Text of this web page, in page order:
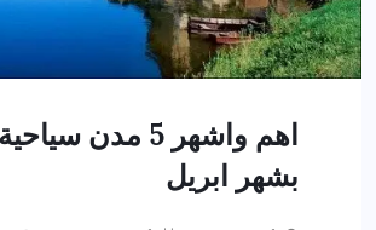
اهم واشهر 5 مدن
بشهر ابريل